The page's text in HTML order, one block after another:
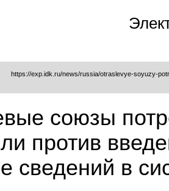
https://exp.idk.ru/news/russia/otraslevye-soyuzy-
союзы
против
сведений в